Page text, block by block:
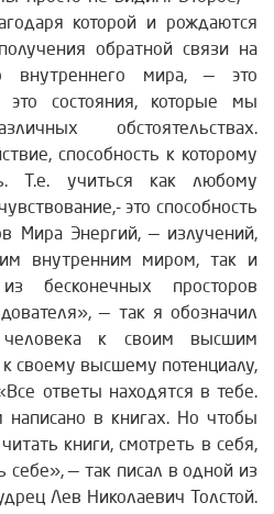
которой и рождаются
обратной связи на
внутреннего мира, — это
это состояния, которые мы
обстоятельствах.
способность к которому
Т.е. учиться как любому
это способность
Мира Энергий, — излучений,
внутренним миром, так и
бесконечных просторов
— так я обозначил
человека к своим высшим
своему высшему потенциалу,
ответы находятся в тебе.
в книгах. Но чтобы
книги, смотреть в себя,
себе», — так писал в одной из
Лев Николаевич Толстой.